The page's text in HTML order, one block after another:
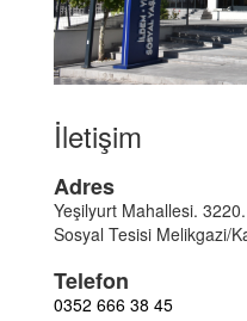
İletişim
Adres
Yeşilyurt Mahallesi.
Sosyal Tesisi Melikgazi/
Telefon
0352 666 38 45